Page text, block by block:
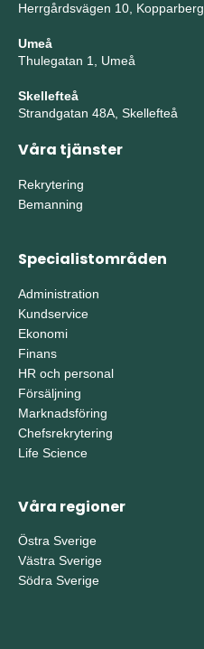
Herrgårdsvägen 10, Kopparberg
Umeå
Thulegatan 1, Umeå
Skellefteå
Strandgatan 48A, Skellefteå
Våra tjänster
Rekrytering
Bemanning
Specialistområden
Administration
Kundservice
Ekonomi
Finans
HR och personal
Försäljning
Marknadsföring
Chefsrekrytering
Life Science
Våra regioner
Östra Sverige
Västra Sverige
Södra Sverige